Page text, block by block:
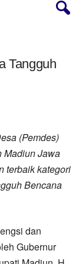
Tangguh
(Pemdes)
Madiun Jawa
terbaik kategori
Bencana
dan
Gubernur